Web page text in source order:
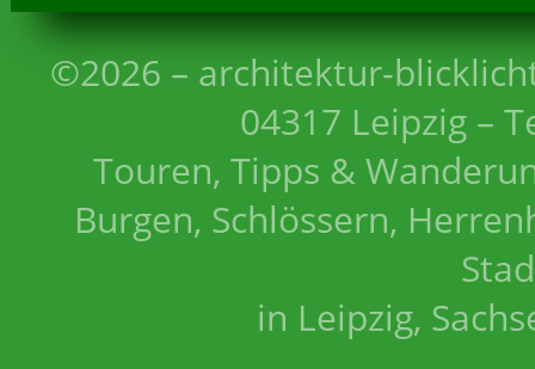
©2026 – architektur-
04317 Leipzig –
Touren, Tipps &
Burgen, Schlössern,
in Leipzig,